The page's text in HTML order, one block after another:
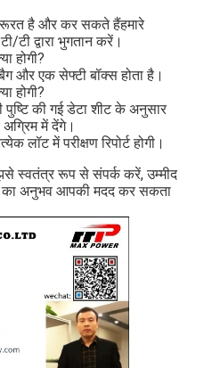
है और कर सकते हैंहमारे
टी द्वारा भुगतान करें।
होगी?
और एक सेफ्टी बॉक्स होता है।
होगी?
की गई डेटा शीट के अनुसार
में देंगे।
में परीक्षण रिपोर्ट होगी।
स्वतंत्र रूप से संपर्क करें, उम्मीद
का अनुभव आपकी मदद कर सकता